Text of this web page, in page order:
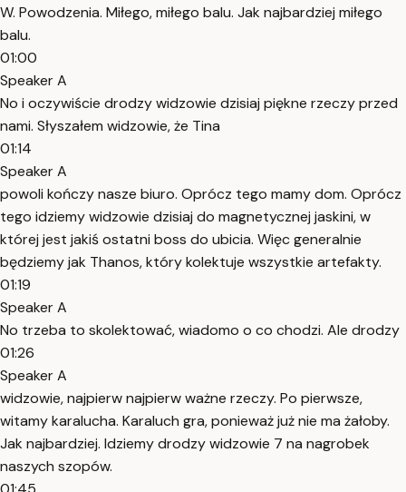
W. Powodzenia. Miłego, miłego balu. Jak najbardziej miłego
balu.
01:00
Speaker A
No i oczywiście drodzy widzowie dzisiaj piękne rzeczy przed
nami. Słyszałem widzowie, że Tina
01:14
Speaker A
powoli kończy nasze biuro. Oprócz tego mamy dom. Oprócz
tego idziemy widzowie dzisiaj do magnetycznej jaskini, w
której jest jakiś ostatni boss do ubicia. Więc generalnie
będziemy jak Thanos, który kolektuje wszystkie artefakty.
01:19
Speaker A
No trzeba to skolektować, wiadomo o co chodzi. Ale drodzy
01:26
Speaker A
widzowie, najpierw najpierw ważne rzeczy. Po pierwsze,
witamy karalucha. Karaluch gra, ponieważ już nie ma żałoby.
Jak najbardziej. Idziemy drodzy widzowie 7 na nagrobek
naszych szopów.